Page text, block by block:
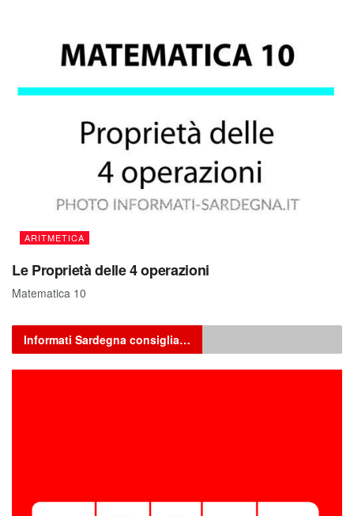
ARITMETICA
Le Proprietà delle 4 operazioni
Matematica 10
Informati Sardegna consiglia…